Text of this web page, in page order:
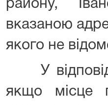
району,
вказаною
якого не
У
якщо місце